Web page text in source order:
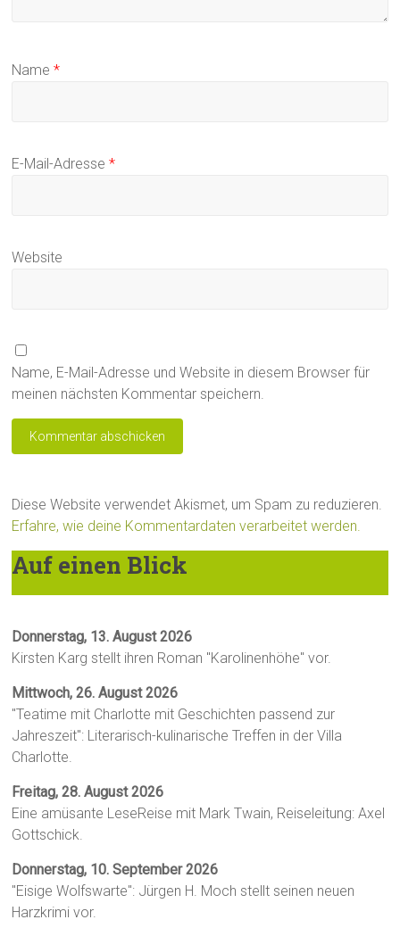
Name*
E-Mail-Adresse*
Website
Name, E-Mail-Adresse und Website in diesem Browser für
meinen nächsten Kommentar speichern.
Diese Website verwendet Akismet, um Spam zu reduzieren.
Erfahre, wie deine Kommentardaten verarbeitet werden.
Auf einen Blick
Donnerstag, 13. August 2026
Kirsten Karg stellt ihren Roman "Karolinenhöhe" vor.
Mittwoch, 26. August 2026
"Teatime mit Charlotte mit Geschichten passend zur
Jahreszeit": Literarisch-kulinarische Treffen in der Villa
Charlotte.
Freitag, 28. August 2026
Eine amüsante LeseReise mit Mark Twain, Reiseleitung: Axel
Gottschick.
Donnerstag, 10. September 2026
"Eisige Wolfswarte": Jürgen H. Moch stellt seinen neuen
Harzkrimi vor.